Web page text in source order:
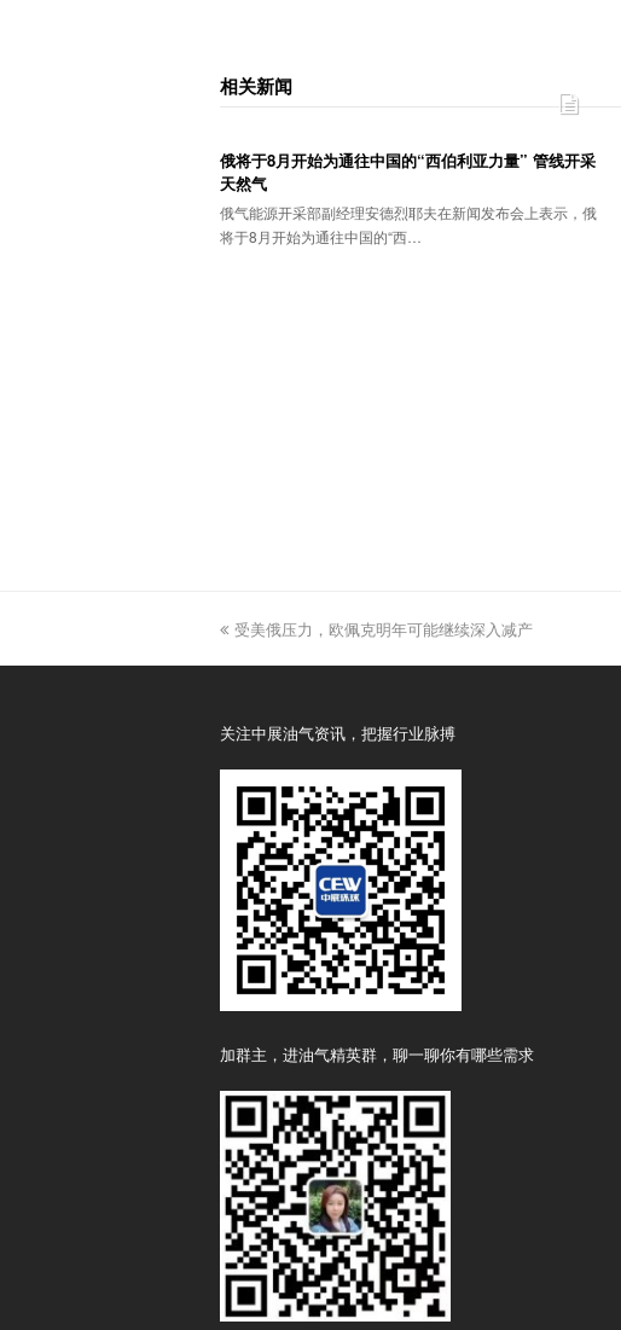
相关新闻
俄将于8月开始为通往中国的“西伯利亚力量” 管线开采
天然气
俄气能源开采部副经理安德烈耶夫在新闻发布会上表示，俄
将于8月开始为通往中国的“西…
previous
受美俄压力，欧佩克明年可能继续深入减产
关注中展油气资讯，把握行业脉搏
加群主，进油气精英群，聊一聊你有哪些需求